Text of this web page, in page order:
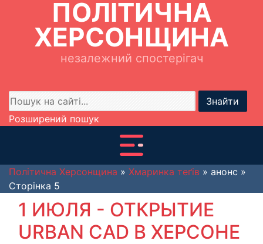
ПОЛІТИЧНА
ХЕРСОНЩИНА
незалежний спостерігач
Знайти
Розширений пошук
Політична Херсонщина » Хмаринка теґів » анонс »
Сторінка 5
1 ИЮЛЯ - ОТКРЫТИЕ
URBAN CAD В ХЕРСОНЕ